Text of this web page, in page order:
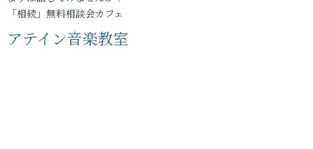
「相続」無料相談会カフェ
アテイン音楽教室